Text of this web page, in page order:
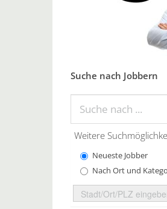
Suche nach Jobbern
Weitere
Neueste Jobber
Nach Ort und
Stadt/Ort/PLZ